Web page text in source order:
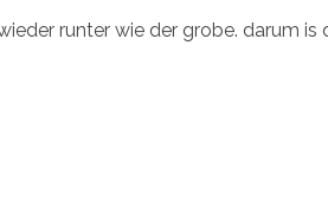
runter wie der grobe. darum is